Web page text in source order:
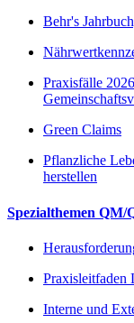
Behr's
Praxisfälle
Green Claims
Pflanzliche
herstellen
Spezialthemen QM/
Praxisleitfaden
Interne und